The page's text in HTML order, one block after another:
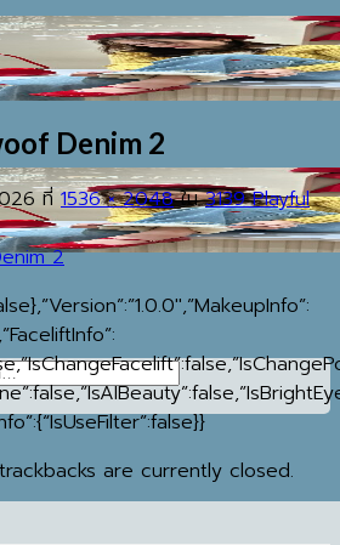
Denim 2
ที่1536 × 2048ใน3139 Playful
are currently closed.